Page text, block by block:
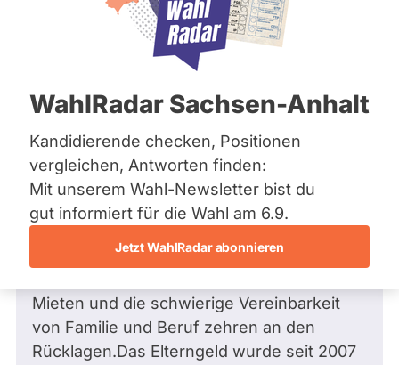
Bremen
Hamburg
Mecklenburg-Vorpommern
Nordrhein-Westfalen
Saarland
Sachsen
Sachsen-Anhalt
Sachsen-Anhalt
Schleswig-Holstein
Thüringen
Archiv
Über uns
Spenden
WahlRadar Sachsen-Anhalt
Kandidierende checken, Positionen
vergleichen, Antworten finden:
Mit unserem Wahl-Newsletter bist du
gut informiert für die Wahl am 6.9.
Jetzt WahlRadar abonnieren
Zum Profil Frage stellen
Frage von Jan K. • 03.06.2026
Was werden Sie gegen die geplanten
kürzungen des Elterngeldes tun?
Sehr geehter Herr Frauenpreiß, mit großer
Sorge verfolge ich die geplanten Pläne und
Sparmaßnahmen zur Kürzung des
Elterngeldes ab 2027. Bereits heute stehen
junge Familien unter enormem Druck:
Mieten und die schwierige Vereinbarkeit
von Familie und Beruf zehren an den
Rücklagen.Das Elterngeld wurde seit 2007